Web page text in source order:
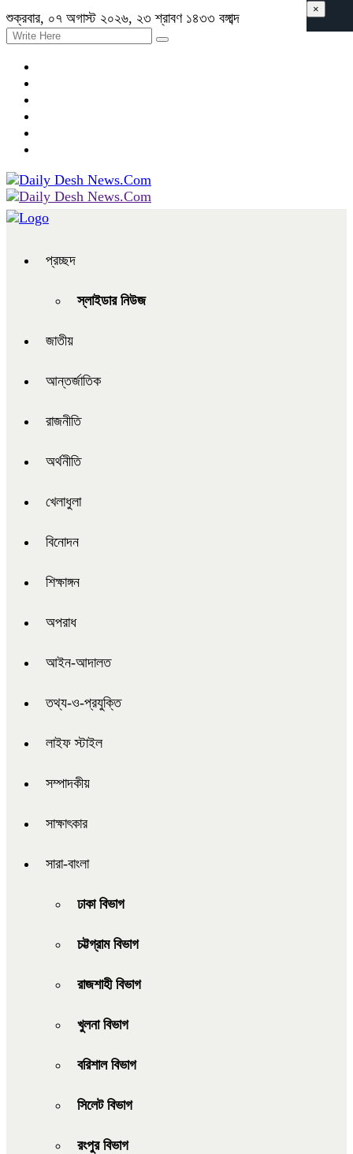
শুক্রবার, ০৭ অগাস্ট ২০২৬, ২৩ শ্রাবণ ১৪৩৩ বঙ্গাব্দ
প্রচ্ছদ
স্লাইডার নিউজ
জাতীয়
আন্তর্জাতিক
রাজনীতি
অর্থনীতি
খেলাধুলা
বিনোদন
শিক্ষাঙ্গন
অপরাধ
আইন-আদালত
তথ্য-ও-প্রযুক্তি
লাইফ স্টাইল
সম্পাদকীয়
সাক্ষাৎকার
সারা-বাংলা
ঢাকা বিভাগ
চট্টগ্রাম বিভাগ
রাজশাহী বিভাগ
খুলনা বিভাগ
বরিশাল বিভাগ
সিলেট বিভাগ
রংপুর বিভাগ
×